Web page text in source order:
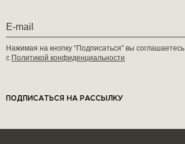
Нажимая на кнопку “Подписаться” вы соглашаетесь
с Политикой конфиденциальности
ПОДПИСАТЬСЯ НА РАССЫЛКУ